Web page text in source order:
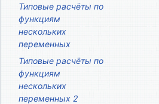
Типовые расчёты по
функциям
нескольких
переменных
Типовые расчёты по
функциям
нескольких
переменных 2